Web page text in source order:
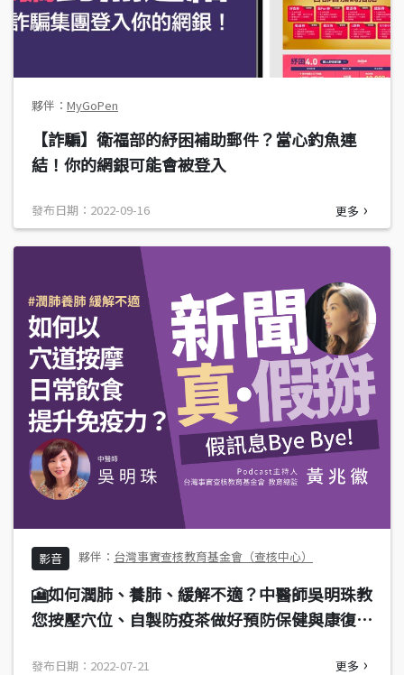
MyGoPen
【詐騙】衛福部的紓困補助郵件？當心釣魚連
結！你的網銀可能會被登入
發布日期：2022-09-16 更多
影音 台灣事實查核教育基金會（查核中心）
🎦如何潤肺、養肺、緩解不適？中醫師吳明珠教
您按壓穴位、自製防疫茶做好預防保健與康復調
發布日期：2022-07-21 更多